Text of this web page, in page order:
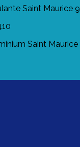
Saint Maurice
Saint